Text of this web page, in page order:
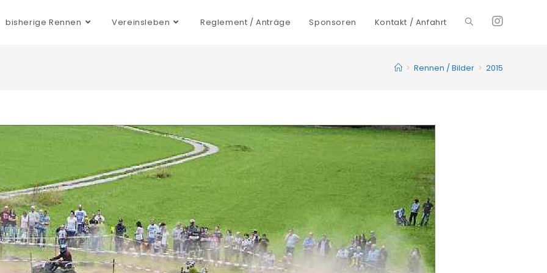
bisherige Rennen Vereinsleben Reglement / Anträge Sponsoren Kontakt / Anfahrt Toggle
website
> Rennen / Bilder > 2015